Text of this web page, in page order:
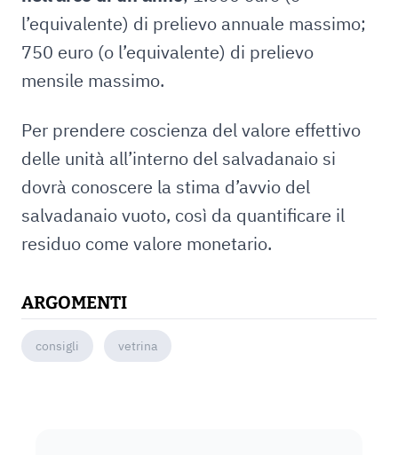
l’equivalente) di prelievo annuale massimo;
750 euro (o l’equivalente) di prelievo
mensile massimo.
Per prendere coscienza del valore effettivo
delle unità all’interno del salvadanaio si
dovrà conoscere la stima d’avvio del
salvadanaio vuoto, così da quantificare il
residuo come valore monetario.
ARGOMENTI
consigli vetrina